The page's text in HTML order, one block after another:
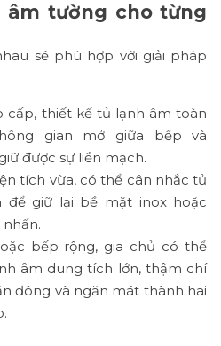
âm tường cho từng
sẽ phù hợp với giải pháp
cấp, thiết kế tủ lạnh âm toàn
gian mở giữa bếp và
được sự liền mạch.
tích vừa, có thể cân nhắc tủ
để giữ lại bề mặt inox hoặc
bếp rộng, gia chủ có thể
âm dung tích lớn, thậm chí
đông và ngăn mát thành hai